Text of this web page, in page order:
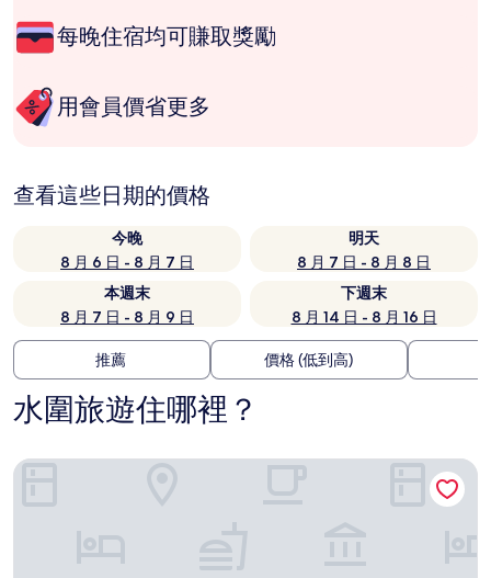
每晚住宿均可賺取獎勵
用會員價省更多
查看這些日期的價格
今晚
8 月 6 日 - 8 月 7 日
明天
8 月 7 日 - 8 月 8 日
本週末
8 月 7 日 - 8 月 9 日
下週末
8 月 14 日 - 8 月 16 日
推薦 價格 (低到高)
水圍旅遊住哪裡？
深圳聯投東方萬怡酒店